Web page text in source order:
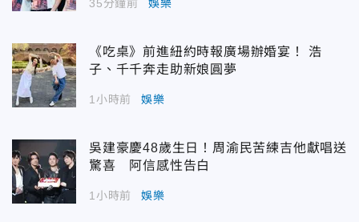
35分鐘前 娛樂
《吃桌》前進紐約時報廣場辦婚宴！ 浩
子、千千奔走助新娘圓夢
1小時前 娛樂
吳建豪慶48歲生日！周渝民苦練吉他獻唱送
驚喜 阿信感性告白
1小時前 娛樂